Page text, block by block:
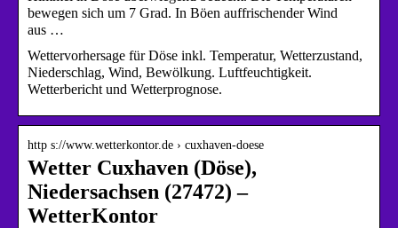
bewegen sich um 7 Grad. In Böen auffrischender Wind
aus …
Wettervorhersage für Döse inkl. Temperatur, Wetterzustand,
Niederschlag, Wind, Bewölkung. Luftfeuchtigkeit.
Wetterbericht und Wetterprognose.
http s://www.wetterkontor.de › cuxhaven-doese
Wetter Cuxhaven (Döse),
Niedersachsen (27472) –
WetterKontor